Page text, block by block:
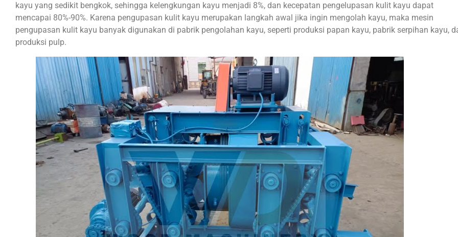
kayu yang sedikit bengkok, sehingga kelengkungan kayu menjadi 8%, dan kecepatan pengelupasan kulit kayu dapat
mencapai 80%-90%. Karena pengupasan kulit kayu merupakan langkah awal jika ingin mengolah kayu, maka mesin
pengupasan kulit kayu banyak digunakan di pabrik pengolahan kayu, seperti produksi papan kayu, pabrik serpihan kayu,
produksi pulp.